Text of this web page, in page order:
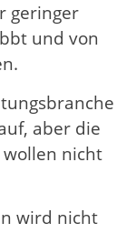
geringer
und von
aber die
nicht
wird nicht